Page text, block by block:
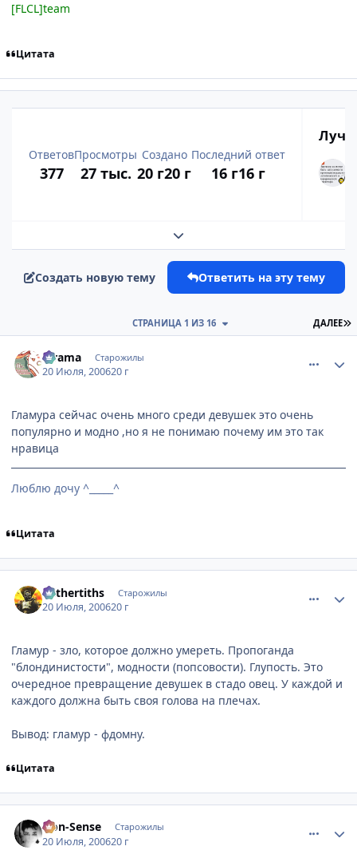
[FLCL]team
Цитата
Ответов
377
Просмотры
27 тыс.
Создано
20 г20 г
Последний ответ
16 г16 г
Развернуть обзор темы
Создать новую тему Ответить на эту тему
ДАЛЕЕ
СТРАНИЦА 1 ИЗ 16
Kirama Старожилы
20 Июля, 200620 г
Гламура сейчас очень много среди девушек это очень
популярно и модно ,но я не понимаю почему им это так
нравица
Люблю дочу ^_____^
Цитата
Mithertiths Старожилы
20 Июля, 200620 г
Гламур - зло, которое должно умереть. Пропоганда
"блондинистости", модности (попсовости). Глупость. Это
очередное превращение девушек в стадо овец. У каждой и
каждого должна быть своя голова на плечах.
Вывод: гламур - фдомну.
Цитата
Non-Sense Старожилы
20 Июля, 200620 г